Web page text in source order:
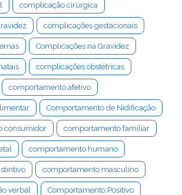
complicação cirúrgica
complicações gestacionais
Complicações na Gravidez
complicações obstétricas
comportamento afetivo
Comportamento de Nidificação
consumidor comportamento familiar
comportamento humano
comportamento masculino
verbal Comportamento Positivo